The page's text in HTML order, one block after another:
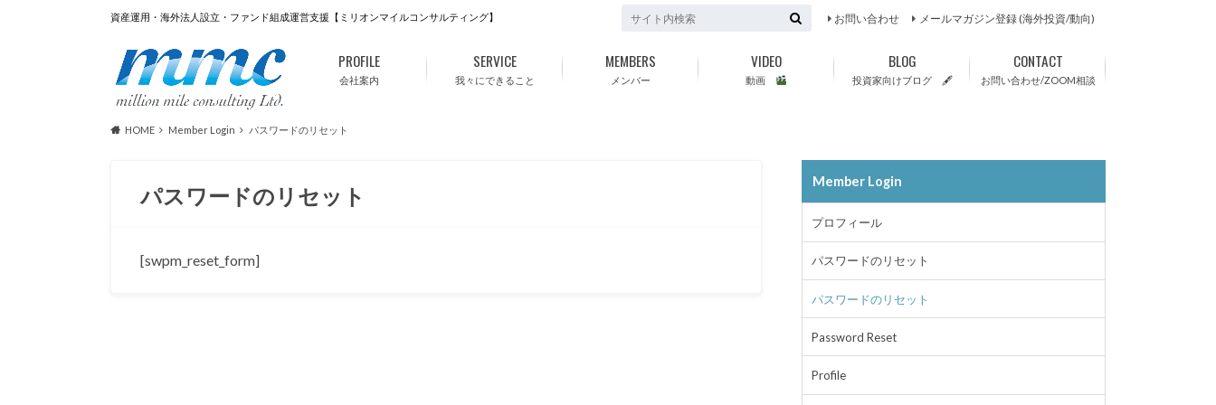
資産運用・海外法人設立・ファンド組成運営支援【ミリオンマイルコンサルティング】 お問い合わせ メールマガジン登録 (海外投資/動向)
会社案内
PROFILE
我々にできること
SERVICE
メンバー
MEMBERS
動画
VIDEO
投資家向けブログ 🖋
BLOG
お問い合わせ/ZOOM相談
CONTACT
HOME Member Login パスワードのリセット
パスワードのリセット
[swpm_reset_form]
Member Login
プロフィール
パスワードのリセット
パスワードのリセット
Password Reset
Profile